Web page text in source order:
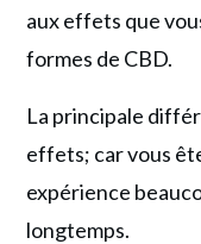
aux effets que
formes de CBD.
La principale
effets; car vous
expérience
longtemps.